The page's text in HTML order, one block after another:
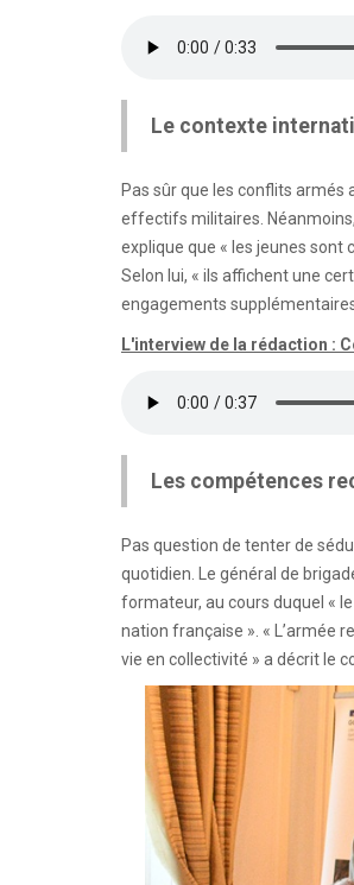
Le contexte
Pas sûr que les conflits
effectifs militaires.
explique que « les jeunes sont
Selon lui, « ils affichent une
engagements supplémentaires
L'interview de la rédaction :
Les compétences
Pas question de tenter de
quotidien. Le général de
formateur, au cours duquel «
nation française ». « L’armée
vie en collectivité » a décrit le